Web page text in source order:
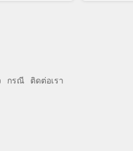
กรณี ติดต่อเรา